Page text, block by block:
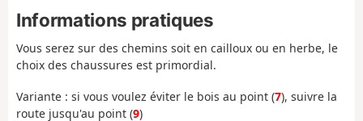
Informations pratiques
Vous serez sur des chemins soit en cailloux ou en herbe, le
choix des chaussures est primordial.
Variante : si vous voulez éviter le bois au point (7), suivre la
route jusqu'au point (9)